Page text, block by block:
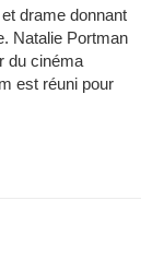
drame donnant
Natalie Portman
du cinéma
est réuni pour